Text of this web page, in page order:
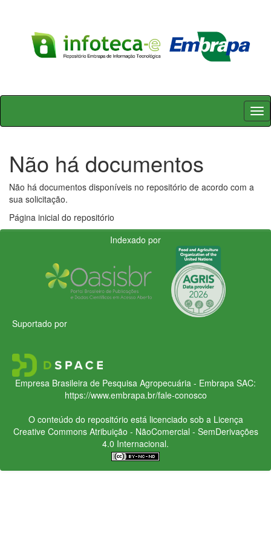
Skip
Não há documentos
Não há documentos disponíveis no repositório de acordo com a
sua solicitação.
Página inicial do repositório
Indexado por
Suportado por
Empresa Brasileira de Pesquisa Agropecuária - Embrapa SAC:
https://www.embrapa.br/fale-conosco
O conteúdo do repositório está licenciado sob a Licença
Creative CommonsAtribuição - NãoComercial - SemDerivações
4.0 Internacional.